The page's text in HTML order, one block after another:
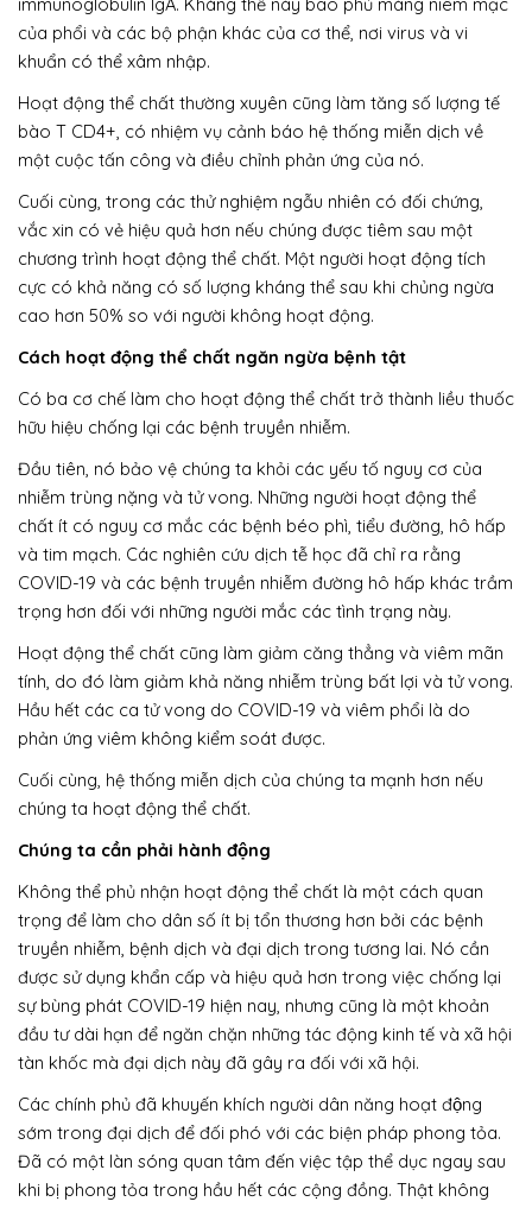
của phổi và các bộ phận khác của cơ thể, nơi virus và vi
khuẩn có thể xâm nhập.
Hoạt động thể chất thường xuyên cũng làm tăng số lượng tế
bào T CD4+, có nhiệm vụ cảnh báo hệ thống miễn dịch về
một cuộc tấn công và điều chỉnh phản ứng của nó.
Cuối cùng, trong các thử nghiệm ngẫu nhiên có đối chứng,
vắc xin có vẻ hiệu quả hơn nếu chúng được tiêm sau một
chương trình hoạt động thể chất. Một người hoạt động tích
cực có khả năng có số lượng kháng thể sau khi chủng ngừa
cao hơn 50% so với người không hoạt động.
Cách hoạt động thể chất ngăn ngừa bệnh tật
Có ba cơ chế làm cho hoạt động thể chất trở thành liều thuốc
hữu hiệu chống lại các bệnh truyền nhiễm.
Đầu tiên, nó bảo vệ chúng ta khỏi các yếu tố nguy cơ của
nhiễm trùng nặng và tử vong. Những người hoạt động thể
chất ít có nguy cơ mắc các bệnh béo phì, tiểu đường, hô hấp
và tim mạch. Các nghiên cứu dịch tễ học đã chỉ ra rằng
COVID-19 và các bệnh truyền nhiễm đường hô hấp khác trầm
trọng hơn đối với những người mắc các tình trạng này.
Hoạt động thể chất cũng làm giảm căng thẳng và viêm mãn
tính, do đó làm giảm khả năng nhiễm trùng bất lợi và tử vong.
Hầu hết các ca tử vong do COVID-19 và viêm phổi là do
phản ứng viêm không kiểm soát được.
Cuối cùng, hệ thống miễn dịch của chúng ta mạnh hơn nếu
chúng ta hoạt động thể chất.
Chúng ta cần phải hành động
Không thể phủ nhận hoạt động thể chất là một cách quan
trọng để làm cho dân số ít bị tổn thương hơn bởi các bệnh
truyền nhiễm, bệnh dịch và đại dịch trong tương lai. Nó cần
được sử dụng khẩn cấp và hiệu quả hơn trong việc chống lại
sự bùng phát COVID-19 hiện nay, nhưng cũng là một khoản
đầu tư dài hạn để ngăn chặn những tác động kinh tế và xã hội
tàn khốc mà đại dịch này đã gây ra đối với xã hội.
Các chính phủ đã khuyến khích người dân năng hoạt động
sớm trong đại dịch để đối phó với các biện pháp phong tỏa.
Đã có một làn sóng quan tâm đến việc tập thể dục ngay sau
khi bị phong tỏa trong hầu hết các cộng đồng. Thật không